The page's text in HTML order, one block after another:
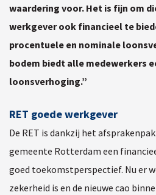
waardering voor. Het is fijn om
werkgever ook financieel te
procentuele en nominale
bodem biedt alle medewerkers
loonsverhoging.”
RET goede werkgever
De RET is dankzij het
gemeente Rotterdam een
goed toekomstperspectief. Nu er
zekerheid is en de nieuwe cao